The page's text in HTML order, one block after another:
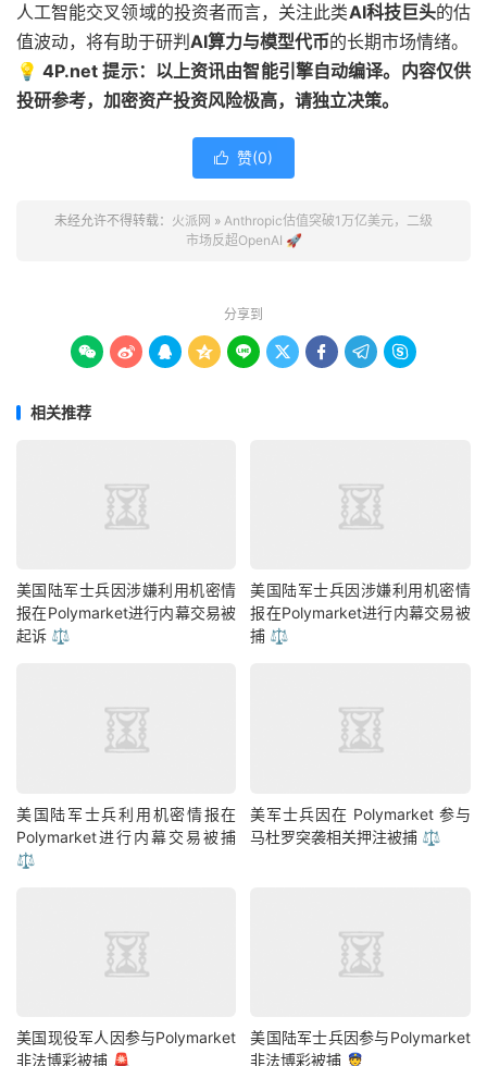
人工智能交叉领域的投资者而言，关注此类AI科技巨头的估
值波动，将有助于研判 AI算力与模型代币的长期市场情绪。
💡 4P.net 提示：以上资讯由智能引擎自动编译。内容仅供
投研参考，加密资产投资风险极高，请独立决策。
 赞(0)
未经允许不得转载： 火派网 » Anthropic估值突破1万亿美元，二级
市场反超OpenAI 🚀
分享到
        
相关推荐
美国陆军士兵因涉嫌利用机密情
报在Polymarket进行内幕交易被
起诉 ⚖️
美国陆军士兵因涉嫌利用机密情
报在Polymarket进行内幕交易被
捕 ⚖️
美国陆军士兵利用机密情报在
Polymarket进行内幕交易被捕
⚖️
美军士兵因在 Polymarket 参与
马杜罗突袭相关押注被捕 ⚖️
美国现役军人因参与Polymarket
非法博彩被捕 🚨
美国陆军士兵因参与Polymarket
非法博彩被捕 👮